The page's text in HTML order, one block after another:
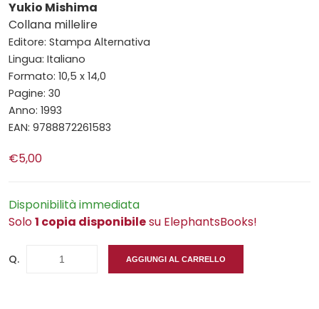
Yukio Mishima
Collana millelire
Editore: Stampa Alternativa
Lingua: Italiano
Formato: 10,5 x 14,0
Pagine: 30
Anno: 1993
EAN: 9788872261583
€5,00
Disponibilità immediata
Solo1 copia disponibilesu ElephantsBooks!
Q. AGGIUNGI AL CARRELLO